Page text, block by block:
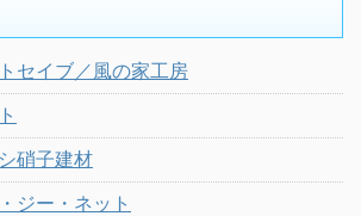
セイブ／風の家工房
硝子建材
ジー・ネット